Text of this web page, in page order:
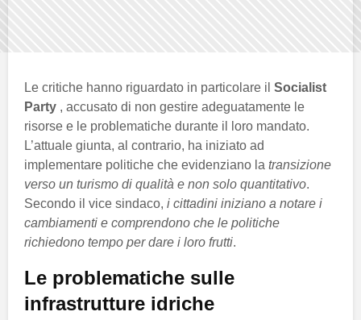
Le critiche hanno riguardato in particolare il Socialist
Party , accusato di non gestire adeguatamente le
risorse e le problematiche durante il loro mandato.
L’attuale giunta, al contrario, ha iniziato ad
implementare politiche che evidenziano la transizione
verso un turismo di qualità e non solo quantitativo.
Secondo il vice sindaco, i cittadini iniziano a notare i
cambiamenti e comprendono che le politiche
richiedono tempo per dare i loro frutti.
Le problematiche sulle
infrastrutture idriche